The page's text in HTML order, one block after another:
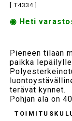
[ T4334 ]
◉ Heti
Pieneen tilaan
paikka
terävät kynnet.
Pohjan ala on